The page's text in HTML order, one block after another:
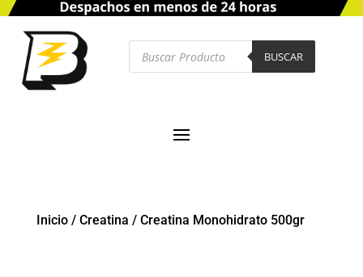
Búsqueda
productos
BUSCAR
Inicio/ Creatina / Creatina Monohidrato 500gr